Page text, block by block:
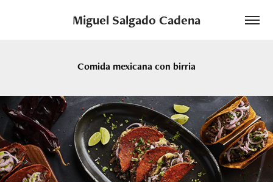
Miguel Salgado Cadena
Comida mexicana con birria